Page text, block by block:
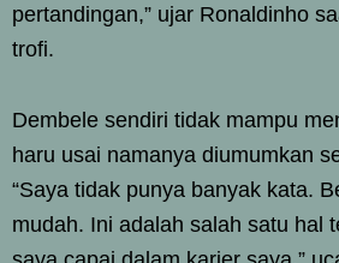
pertandingan,” ujar Ronaldinho
trofi.
Dembele sendiri tidak mampu
haru usai namanya diumumkan
“Saya tidak punya banyak kata.
mudah. Ini adalah salah satu hal